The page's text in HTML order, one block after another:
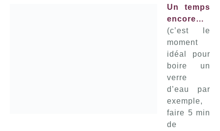
Un temps
encore…
(c’est le
moment
idéal pour
boire un
verre
d’eau par
exemple,
faire 5 min
de